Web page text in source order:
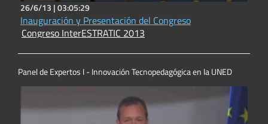
26/6/13 |03:05:29
Inauguración y Presentación del Congreso
Congreso InterESTRATIC 2013
Panel de Expertos I - Innovación Tecnopedagógica en la UNED